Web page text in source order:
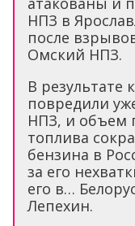
НПЗ в
после
Омский НПЗ.
В
повредили
НПЗ, и объем
топлива
бензина в
за его
его в…
Лепехин.